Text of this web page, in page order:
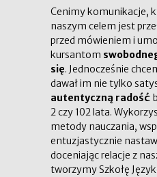
Cenimy komunikacje,
naszym celem jest
przed mówieniem i
kursantom
się. Jednocześnie
dawał im nie tylko
autentyczną radość:
2 czy 102 lata.
metody nauczania,
entuzjastycznie
doceniając relacje z
tworzymy Szkołę